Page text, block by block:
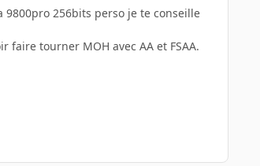
256bits perso je te conseille
tourner MOH avec AA et FSAA.